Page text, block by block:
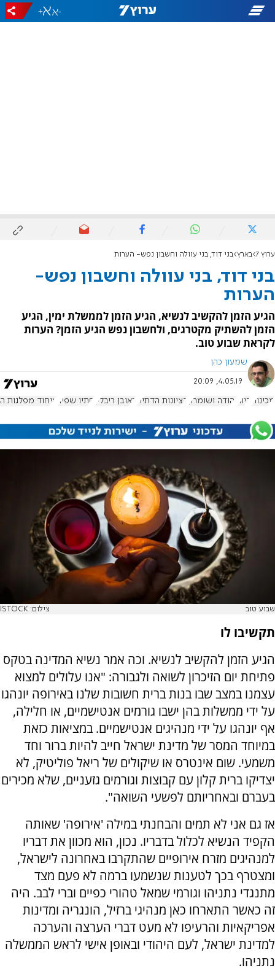
-
+
ערוץ 7 בארץ בני דוד, בני עוולה וחשבון נפש- הערות
בני דוד, בני עוולה וחשבון נפש-
הערות
הגיע הזמן להקשיב לנשיא, הגיע הזמן לממשלת ימין, הגיע
הזמן להשתיק מקטרגים, ולחשבון נפש הגיע הזמן? הערות
לקראת שבוע טוב.
שמעון כהן
4.05.19, 20:09
מכינות דיור יהודה ושומרון הציונות הדתית ראובן ריבלין סתיו שפיר איחוד מפלגות
שבוע טוב צילום: ISTOCK
תקשיבו לו
הגיע הזמן להקשיב לנשיא. וכה אמר נשיא המדינה בטקס
פתיחת יום הזיכרון לשואה ולגבורה: "אנו עלולים למצוא
עצמנו במצב שבו בנות ברית חשובות שלנו באירופה יונהגו
על ידי ממשלות בהן ישבו גורמים אנטישמיים, או חלילה,
אף יונהגו על ידי מנהיגים אנטישמיים. במציאות כזאת
במיוחד המסר של מדינת ישראל חייב להיות ברור וחד
משמעי. שום אינטרס או שיקולים של ריאל פוליטיק, לא
יצדיקו ברית קלון עם קבוצות וגורמים גזעניים, שלא מכירים
בעברם ובאחריותם לפשעי השואה".
אז גם אני לא תמים והבחנתי במילה 'אירופה' שאותה
הקפיד הנשיא לכלול בדבריו. נכון, הוא מכוון את דבריו
למנהיגים מזרח אירופיים שהתקרבו באחרונה לישראל,
ומצטרף בכך לטענות שנשמעו ברמה לא פעם מצד
מתנגדי נתניהו וגורמי שמאל טהורי כפיים וברי לבב. היה
זה כאשר התארחו כאן מנהיגי ברזיל, הונגריה ומדינות
אפריקאיות והרעיפו לא מעט דברי הערצה והערכה
למדינת ישראל, לעם היהודי ובאופן אישי לראש הממשלה
נתניהו.